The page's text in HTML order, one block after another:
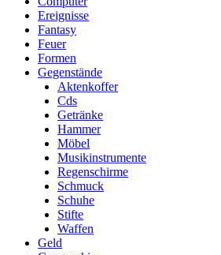
Ereignisse
Fantasy
Feuer
Formen
Gegenstände
Aktenkoffer
Cds
Getränke
Hammer
Möbel
Musikinstrumente
Regenschirme
Schmuck
Schuhe
Stifte
Waffen
Geld